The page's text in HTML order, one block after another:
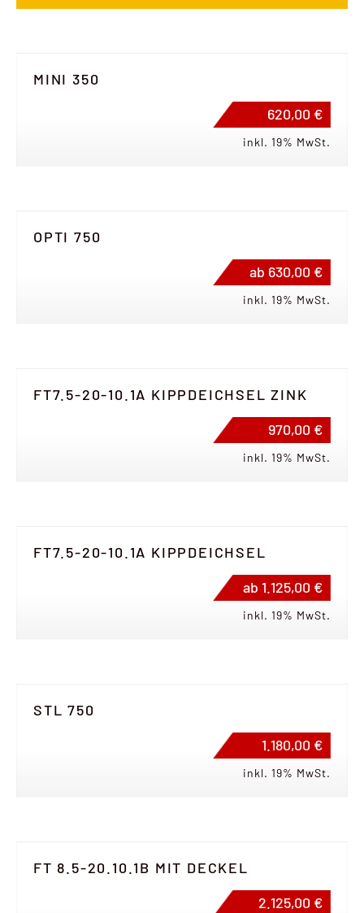
MINI 350
620,00 €
inkl. 19% MwSt.
OPTI 750
ab 630,00 €
inkl. 19% MwSt.
FT7.5-20-10.1A KIPPDEICHSEL ZINK
970,00 €
inkl. 19% MwSt.
FT7.5-20-10.1A KIPPDEICHSEL
ab 1.125,00 €
inkl. 19% MwSt.
STL 750
1.180,00 €
inkl. 19% MwSt.
FT 8.5-20.10.1B MIT DECKEL
2.125,00 €